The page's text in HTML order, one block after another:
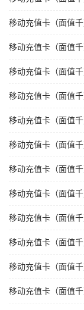
移动充值卡（面值
移动充值卡（面值
移动充值卡（面值
移动充值卡（面值
移动充值卡（面值
移动充值卡（面值
移动充值卡（面值
移动充值卡（面值
移动充值卡（面值
移动充值卡（面值
移动充值卡（面值
移动充值卡（面值